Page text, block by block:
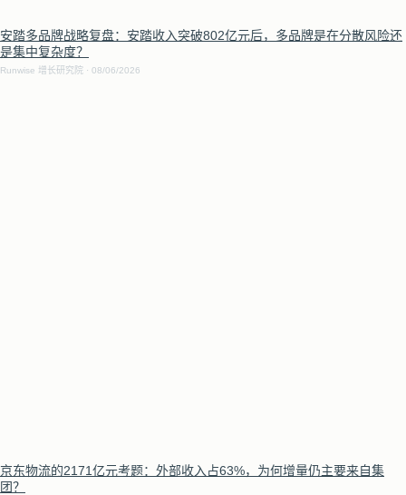
安踏多品牌战略复盘：安踏收入突破802亿元后，多品牌是在分散风险还
是集中复杂度？
Runwise 增长研究院 08/06/2026
京东物流的2171亿元考题：外部收入占63%，为何增量仍主要来自集
团？